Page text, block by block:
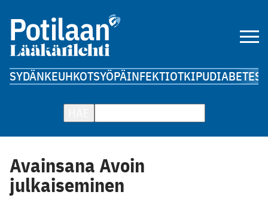
SYDÄNKEUHKOTSYÖPÄINFEKTIOTKIPUDIABETES
Avainsana Avoin
julkaiseminen